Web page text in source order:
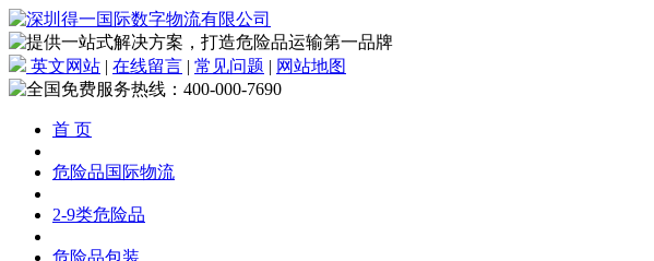
英文网站 | 在线留言 | 常见问题 | 网站地图
首 页
危险品国际物流
2-9类危险品
危险品包装